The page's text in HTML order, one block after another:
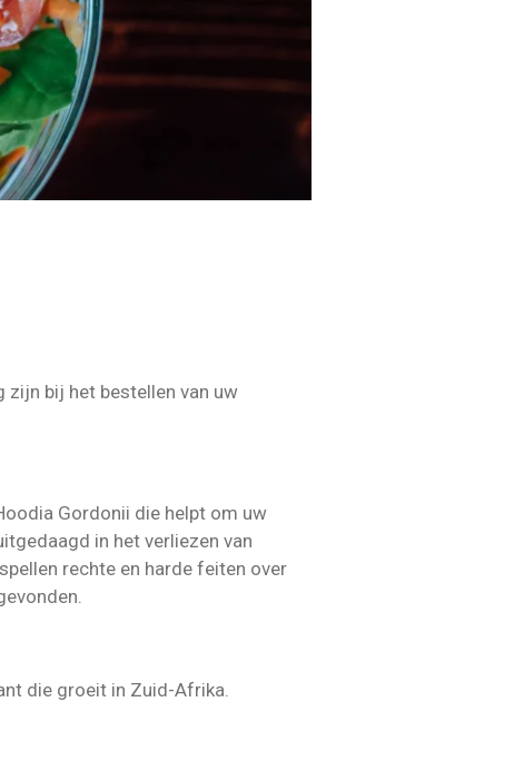
bij het bestellen van uw
Gordonii die helpt om uw
in het verliezen van
rechte en harde feiten over
die groeit in Zuid-Afrika.